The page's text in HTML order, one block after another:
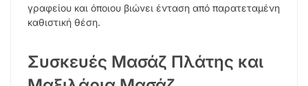
γραφείου και όποιου βιώνει ένταση από παρατεταμένη
καθιστική θέση.
Συσκευές Μασάζ Πλάτης και